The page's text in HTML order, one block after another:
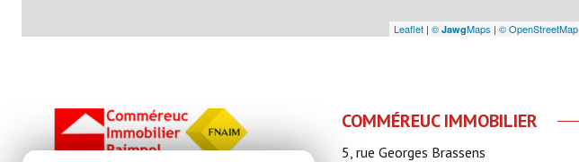
Leaflet | © JawgMaps | © OpenStreetMap
COMMÉREUC IMMOBILIER
5, rue Georges Brassens